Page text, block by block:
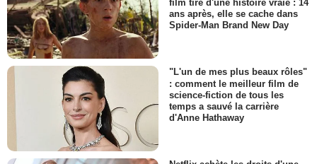
film tiré d'une histoire vraie : 14
ans après, elle se cache dans
Spider-Man Brand New Day
"L'un de mes plus beaux rôles"
: comment le meilleur film de
science-fiction de tous les
temps a sauvé la carrière
d'Anne Hathaway